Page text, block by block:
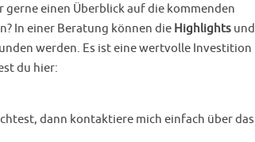
gerne einen Überblick auf die kommenden
In einer Beratung können die Highlights und
werden. Es ist eine wertvolle Investition
du hier:
dann kontaktiere mich einfach über das